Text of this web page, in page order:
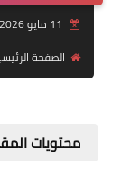
الصفحة
محتويات